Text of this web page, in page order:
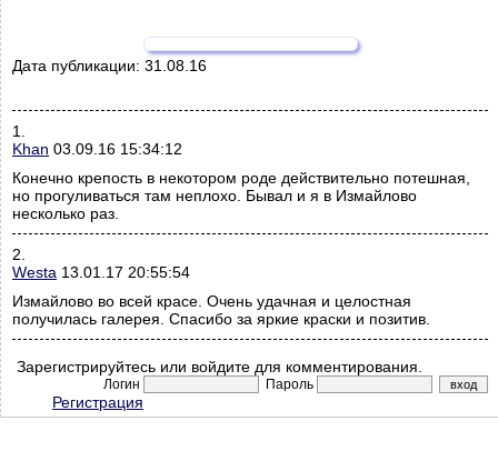
Дата публикации: 31.08.16
1.
Khan 03.09.16 15:34:12
Конечно крепость в некотором роде действительно потешная,
но прогуливаться там неплохо. Бывал и я в Измайлово
несколько раз.
2.
Westa 13.01.17 20:55:54
Измайлово во всей красе. Очень удачная и целостная
получилась галерея. Спасибо за яркие краски и позитив.
Зарегистрируйтесь или войдите для комментирования.
Логин Пароль
Регистрация